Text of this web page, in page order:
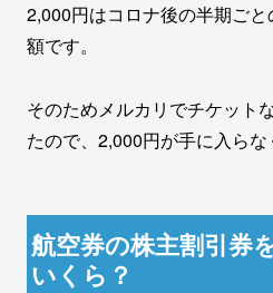
2,000円はコロナ後の半期ご
額です。
そのためメルカリでチケット
たので、2,000円が手に入らな
航空券の株主割引券
いくら？